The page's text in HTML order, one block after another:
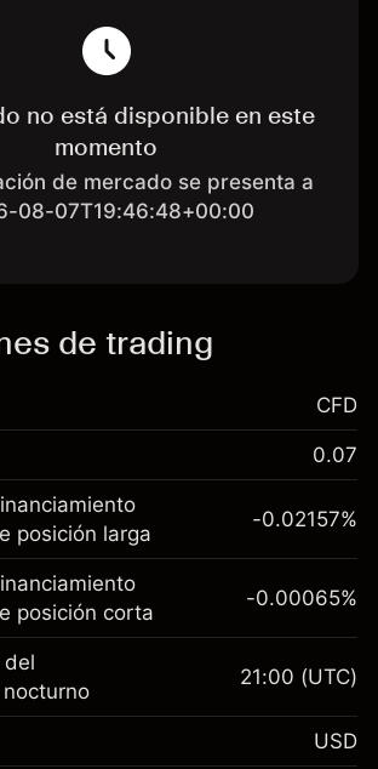
no está disponible en este
momento
de mercado se presenta a
08-07T19:46:48+00:00
de trading
financiero está disponible para
con CFD.
sobre:
CFD
0.07
posición larga
$1,000.00
-0.02157%
posición corta
-0.00065%
del
21:00 (UTC)
USD